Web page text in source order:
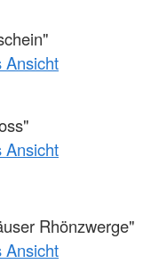
Ansicht
Ansicht
Rhönzwerge"
Ansicht